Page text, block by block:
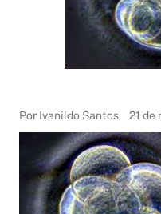
Por Ivanildo Santos 21 de